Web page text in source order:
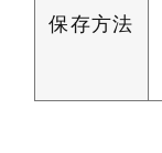
保存方法